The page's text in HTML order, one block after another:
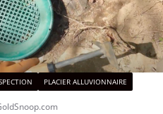
PLACIER ALLUVIONNAIRE